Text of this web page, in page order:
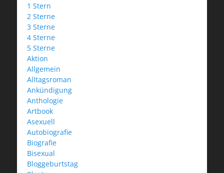
1 Stern
2 Sterne
3 Sterne
4 Sterne
5 Sterne
Aktion
Allgemein
Alltagsroman
Ankündigung
Anthologie
Artbook
Asexuell
Autobiografie
Biografie
Bisexual
Bloggeburtstag